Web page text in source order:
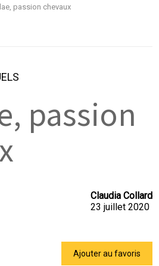
passion chevaux
passion
Claudia Collard
23 juillet 2020
Ajouter au favoris